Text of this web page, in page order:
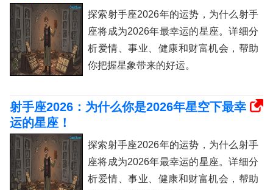
探索射手座2026年的运势，为什么射手
座将成为2026年最幸运的星座。详细分
析爱情、事业、健康和财富机会，帮助
你把握星象带来的好运。
射手座2026：为什么你是2026年星空下最幸
运的星座！
探索射手座2026年的运势，为什么射手
座将成为2026年最幸运的星座。详细分
析爱情、事业、健康和财富机会，帮助